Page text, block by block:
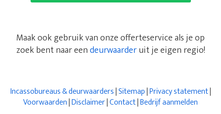
Maak ook gebruik van onze offerteservice als je op
zoek bent naar eendeurwaarderuit je eigen regio!
Incassobureaus & deurwaarders|Sitemap|Privacy statement|
Voorwaarden|Disclaimer|Contact|Bedrijf aanmelden